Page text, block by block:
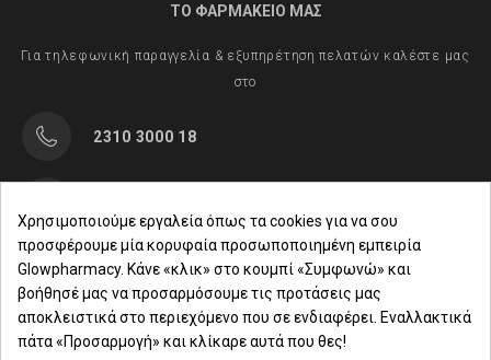
ΤΟ ΦΑΡΜΑΚΕΙΟ ΜΑΣ
Για τηλεφωνική παραγγελία & εξυπηρέτηση πελατών καλέστε μας
στο
2310 3000 18
Δευ. - Παρ.: 8:00 - 21:00
Σάββατο: 09:00-15:00
ΕΤΑΙΡΕΙΑ
Χρησιμοποιούμε εργαλεία όπως τα cookies για να σου
προσφέρουμε μία κορυφαία προσωποποιημένη εμπειρία
Glowpharmacy. Κάνε «κλικ» στο κουμπί «Συμφωνώ» και
βοήθησέ μας να προσαρμόσουμε τις προτάσεις μας
αποκλειστικά στο περιεχόμενο που σε ενδιαφέρει. Εναλλακτικά
πάτα «Προσαρμογή» και κλίκαρε αυτά που θες!